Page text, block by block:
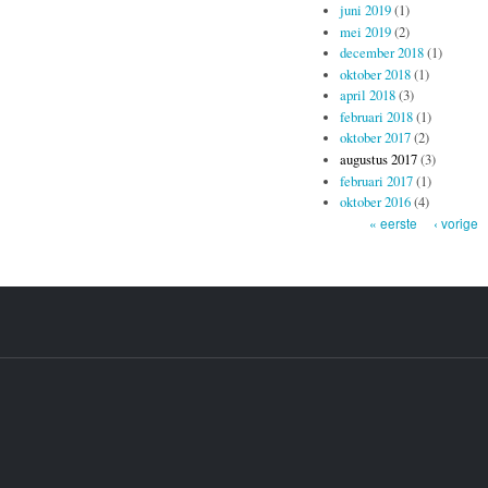
juni 2019(1)
mei 2019(2)
december 2018(1)
oktober 2018(1)
april 2018(3)
februari 2018(1)
oktober 2017(2)
augustus 2017(3)
februari 2017(1)
oktober 2016(4)
Pagina's« eerste ‹ vorige